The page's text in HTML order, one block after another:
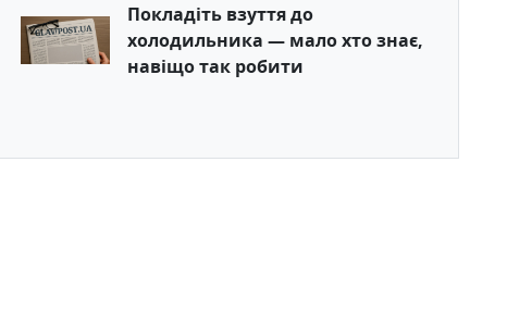
Покладіть взуття до
холодильника — мало хто знає,
навіщо так робити